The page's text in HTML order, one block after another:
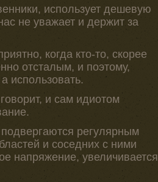
использует дешевую
не уважает и держит за
когда кто-то, скорее
отсталым, и поэтому,
использовать.
и сам идиотом
регулярным
и соседних с ними
напряжение, увеличивается